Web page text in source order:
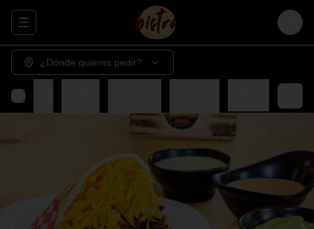
Abrir menu de navegación Login
¿Dónde quieres pedir?
Cachapas